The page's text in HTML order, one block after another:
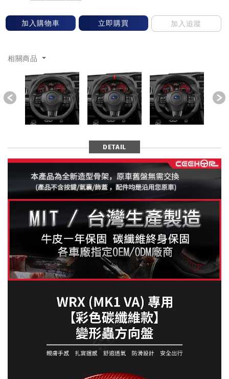
加入購物車 立即購買 加入追蹤
相關商品
Previous
DETAIL